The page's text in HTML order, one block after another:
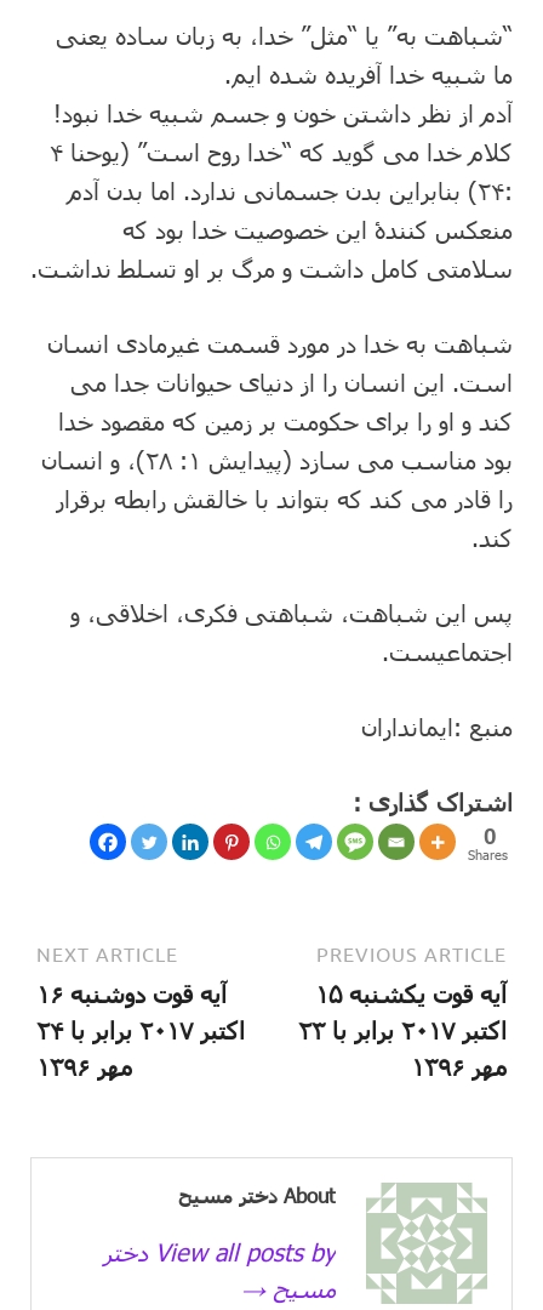
“شباهت به” یا “مثل” خدا، به زبان ساده یعنی
ما شبیه خدا آفریده شده ایم.
آدم از نظر داشتن خون و جسم شبیه خدا نبود!
کلام خدا می گوید که “خدا روح است” (یوحنا ۴
:۲۴) بنابراین بدن جسمانی ندارد. اما بدن آدم
منعکس کنندۀ این خصوصیت خدا بود که
سلامتی کامل داشت و مرگ بر او تسلط نداشت.
شباهت به خدا در مورد قسمت غیرمادی انسان
است. این انسان را از دنیای حیوانات جدا می
کند و او را برای حکومت بر زمین که مقصود خدا
بود مناسب می سازد (پیدایش ۱: ۲۸)، و انسان
را قادر می کند که بتواند با خالقش رابطه برقرار
کند.
پس این شباهت، شباهتی فکری، اخلاقی، و
اجتماعیست.
منبع :ایمانداران
اشتراک گذاری :
0
Shares
PREVIOUS ARTICLE
آیه قوت یکشنبه ۱۵
اکتبر ۲۰۱۷ برابر با ۲۳
مهر ۱۳۹۶
NEXT ARTICLE
آیه قوت دوشنبه ۱۶
اکتبر ۲۰۱۷ برابر با ۲۴
مهر ۱۳۹۶
About دختر مسیح
View all posts by دختر
مسیح →